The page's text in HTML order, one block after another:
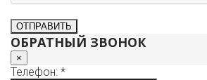
ОБРАТНЫЙ ЗВОНОК
×
Телефон: *